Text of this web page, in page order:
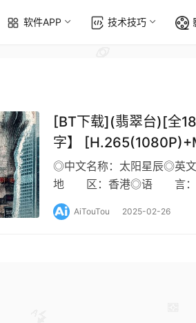
软件APP 技术技巧
[BT下载](翡翠台)[全
字】
#谢君豪 #周励淇
◎中文名称：太阳星辰◎
地 区：香港◎语 言：
MP4◎影片大小：490M/集
AiTouTou 2025-02-26